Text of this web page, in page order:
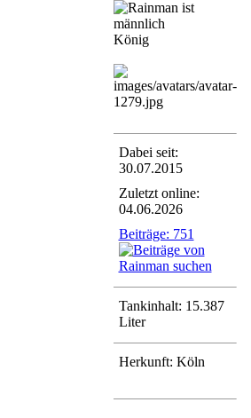
König
Dabei seit:
30.07.2015
Zuletzt online:
04.06.2026
Beiträge: 751
Tankinhalt: 15.387
Liter
Herkunft: Köln